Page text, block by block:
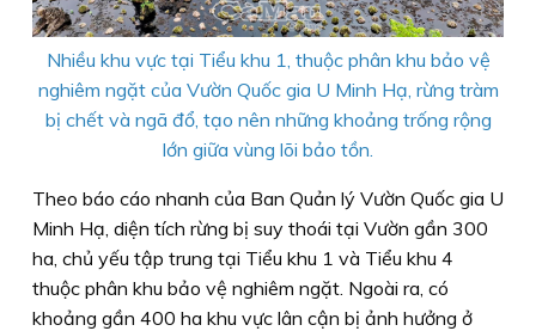
Nhiều khu vực tại Tiểu khu 1, thuộc phân khu bảo vệ
nghiêm ngặt của Vườn Quốc gia U Minh Hạ, rừng tràm
bị chết và ngã đổ, tạo nên những khoảng trống rộng
lớn giữa vùng lõi bảo tồn.
Theo báo cáo nhanh của Ban Quản lý Vườn Quốc gia U
Minh Hạ, diện tích rừng bị suy thoái tại Vườn gần 300
ha, chủ yếu tập trung tại Tiểu khu 1 và Tiểu khu 4
thuộc phân khu bảo vệ nghiêm ngặt. Ngoài ra, có
khoảng gần 400 ha khu vực lân cận bị ảnh hưởng ở